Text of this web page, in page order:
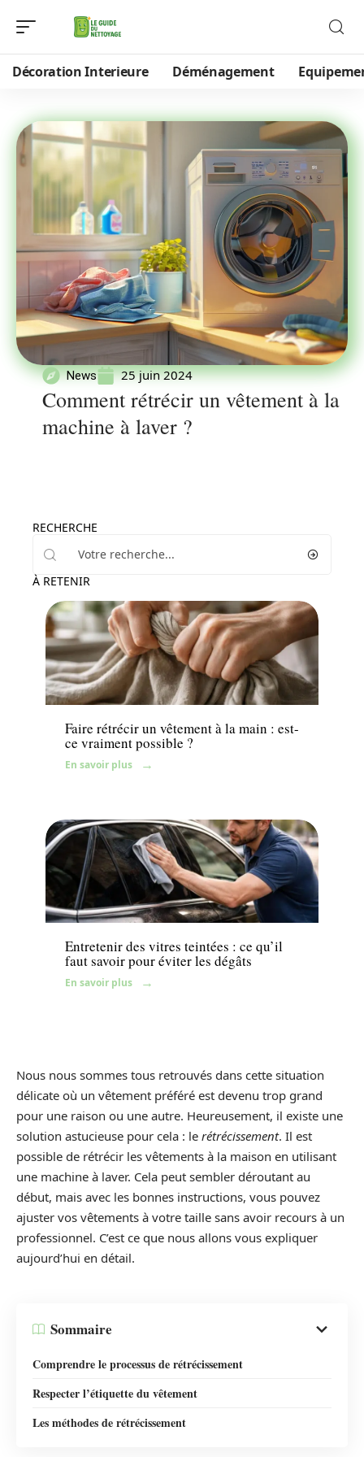
Décoration Interieure Déménagement
News 25 juin 2024
Comment rétrécir un vêtement à la
machine à laver ?
RECHERCHE
À RETENIR
News
Faire rétrécir un vêtement à la main : est-
ce vraiment possible ?
En savoir plus
Maison
Entretenir des vitres teintées : ce qu’il
faut savoir pour éviter les dégâts
En savoir plus
Nous nous sommes tous retrouvés dans cette situation
délicate où un vêtement préféré est devenu trop grand
pour une raison ou une autre. Heureusement, il existe une
solution astucieuse pour cela : le rétrécissement. Il est
possible de rétrécir les vêtements à la maison en utilisant
une machine à laver. Cela peut sembler déroutant au
début, mais avec les bonnes instructions, vous pouvez
ajuster vos vêtements à votre taille sans avoir recours à un
professionnel. C’est ce que nous allons vous expliquer
aujourd’hui en détail.
Sommaire
Comprendre le processus de rétrécissement
Respecter l’étiquette du vêtement
Les méthodes de rétrécissement